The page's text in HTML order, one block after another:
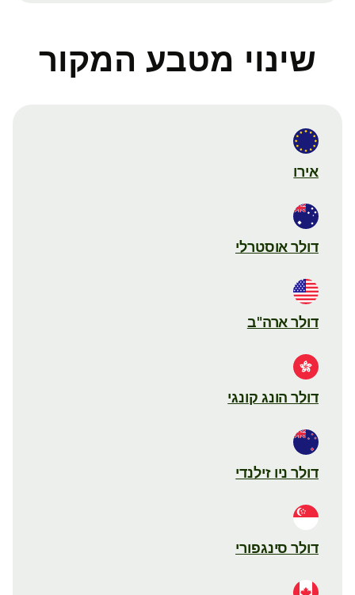
שינוי מטבע המקור
אירו
דולר אוסטרלי
דולר ארה"ב
דולר הונג קונגי
דולר ניו זילנדי
דולר סינגפורי